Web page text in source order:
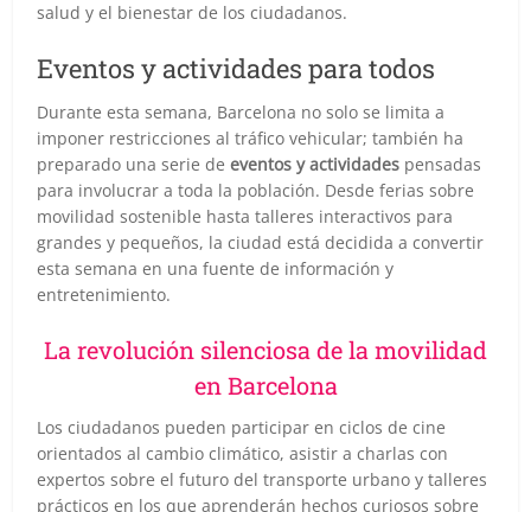
salud y el bienestar de los ciudadanos.
Eventos y actividades para todos
Durante esta semana, Barcelona no solo se limita a
imponer restricciones al tráfico vehicular; también ha
preparado una serie deeventos y actividades pensadas
para involucrar a toda la población. Desde ferias sobre
movilidad sostenible hasta talleres interactivos para
grandes y pequeños, la ciudad está decidida a convertir
esta semana en una fuente de información y
entretenimiento.
La revolución silenciosa de la movilidad
en Barcelona
Los ciudadanos pueden participar en ciclos de cine
orientados al cambio climático, asistir a charlas con
expertos sobre el futuro del transporte urbano y talleres
prácticos en los que aprenderán hechos curiosos sobre